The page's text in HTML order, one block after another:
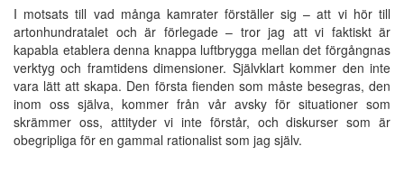
I motsats till vad många kamrater förställer sig – att vi hör till
artonhundratalet och är förlegade – tror jag att vi faktiskt är
kapabla etablera denna knappa luftbrygga mellan det förgångnas
verktyg och framtidens dimensioner. Självklart kommer den inte
vara lätt att skapa. Den första fienden som måste besegras, den
inom oss själva, kommer från vår avsky för situationer som
skrämmer oss, attityder vi inte förstår, och diskurser som är
obegripliga för en gammal rationalist som jag själv.